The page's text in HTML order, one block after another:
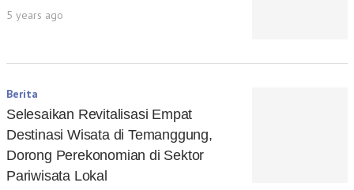
5 years ago
Berita
Selesaikan Revitalisasi Empat
Destinasi Wisata di Temanggung,
Dorong Perekonomian di Sektor
Pariwisata Lokal